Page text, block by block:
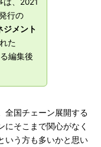
行の
ジメント
た
編集後
全国チェーン展開する
にそこまで関心がなく
いう方も多いかと思い